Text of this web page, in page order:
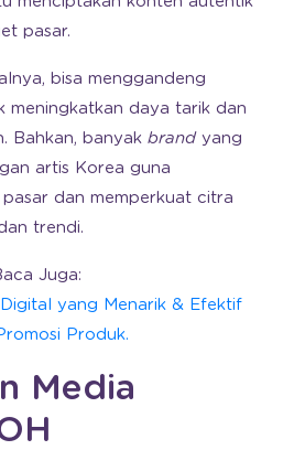
pasar.
bisa menggandeng
meningkatkan daya tarik dan
Bahkan, banyak brandyang
artis Korea guna
dan memperkuat citra
trendi.
Juga:
yang Menarik & Efektif
Produk.
Media